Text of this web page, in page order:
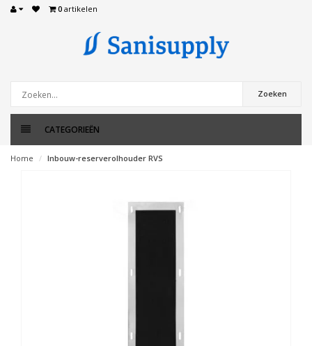
0 artikelen
Zoeken
CATEGORIEËN
Home Inbouw-reserverolhouder RVS